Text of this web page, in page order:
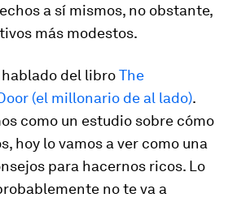
a sí mismos, no obstante,
más modestos.
del libroThe
(el millonario de al lado).
como un estudio sobre cómo
hoy lo vamos a ver como una
para hacernos ricos. Lo
no te va a